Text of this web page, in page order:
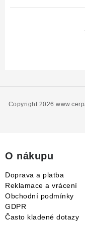
Copyright 2026
O nákupu
Doprava a platba
Reklamace a vrácení
Obchodní podmínky
GDPR
Často kladené dotazy